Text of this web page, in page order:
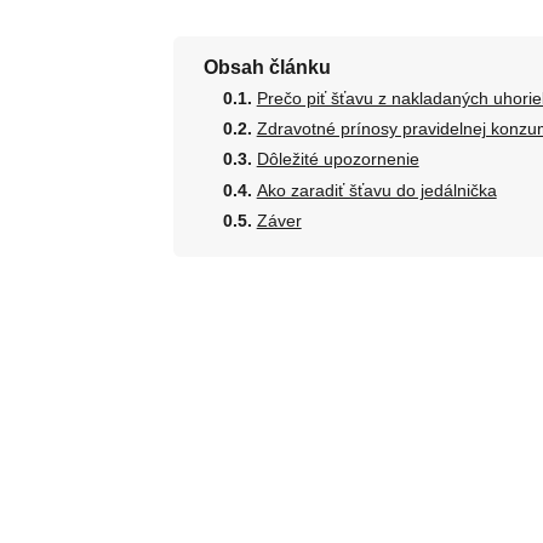
Obsah článku
Prečo piť šťavu z nakladaných
Zdravotné prínosy pravidelnej
Dôležité upozornenie
Ako zaradiť šťavu do jedálnička
Záver